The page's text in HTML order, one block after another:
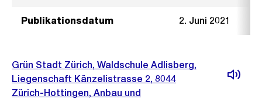
Publikationsdatum 2. Juni 2021
Grün Stadt Zürich, Waldschule Adlisberg,
Liegenschaft Känzelistrasse 2, 8044
Zürich-Hottingen, Anbau und